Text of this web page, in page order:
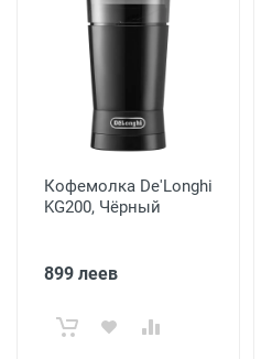
Кофемолка De'Longhi
KG200, Чёрный
899 леев